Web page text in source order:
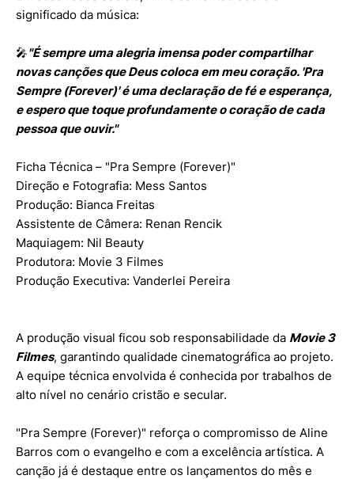
significado da música:
🎤"É sempre uma alegria imensa poder compartilhar
novas canções que Deus coloca em meu coração. 'Pra
Sempre (Forever)' é uma declaração de fé e esperança,
e espero que toque profundamente o coração de cada
pessoa que ouvir."
Ficha Técnica – "Pra Sempre (Forever)"
Direção e Fotografia: Mess Santos
Produção: Bianca Freitas
Assistente de Câmera: Renan Rencik
Maquiagem: Nil Beauty
Produtora: Movie 3 Filmes
Produção Executiva: Vanderlei Pereira
A produção visual ficou sob responsabilidade da Movie 3
Filmes, garantindo qualidade cinematográfica ao projeto.
A equipe técnica envolvida é conhecida por trabalhos de
alto nível no cenário cristão e secular.
"Pra Sempre (Forever)" reforça o compromisso de Aline
Barros com o evangelho e com a excelência artística. A
canção já é destaque entre os lançamentos do mês e